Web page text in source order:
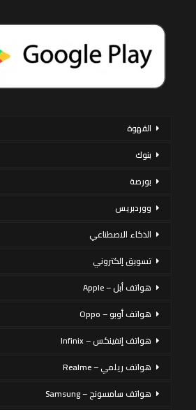
القهوة
بنوك
بورصة
ووردبريس
الذكاء الاصطناعي
تسويق إلكتروني
هواتف أبل – Apple
هواتف أوبو – Oppo
هواتف إنفينكس – Infinix
هواتف ريلمي – Realme
هواتف سامسونج – Samsung